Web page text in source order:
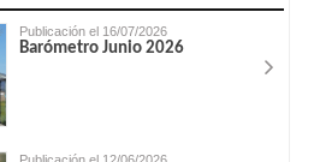
Publicación el 16/07/2026
Barómetro Junio 2026